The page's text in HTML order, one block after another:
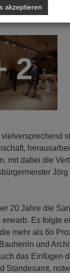
2
mit dabei die
Jörg
20 Jahre die
Es folgte
mehr als 6o
und
das Einfügen
Standesamt,
akzeptieren